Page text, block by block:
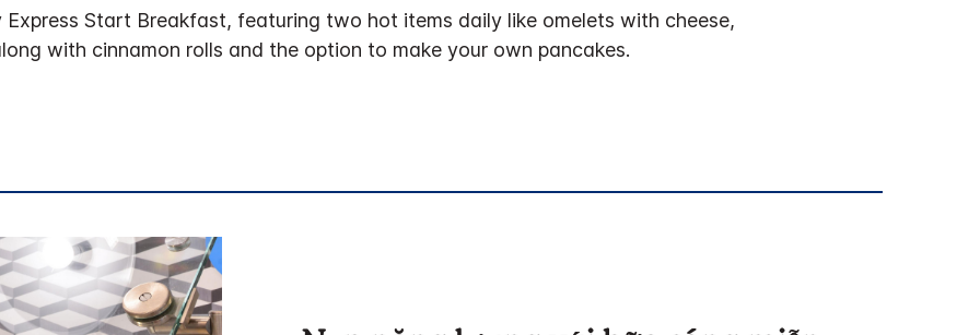
Start Breakfast, featuring two hot items daily like omelets with cheese,
with cinnamon rolls and the option to make your own pancakes.